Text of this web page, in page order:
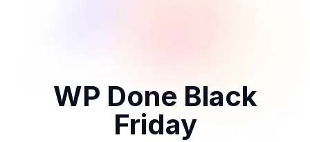
WP Done Black
Friday